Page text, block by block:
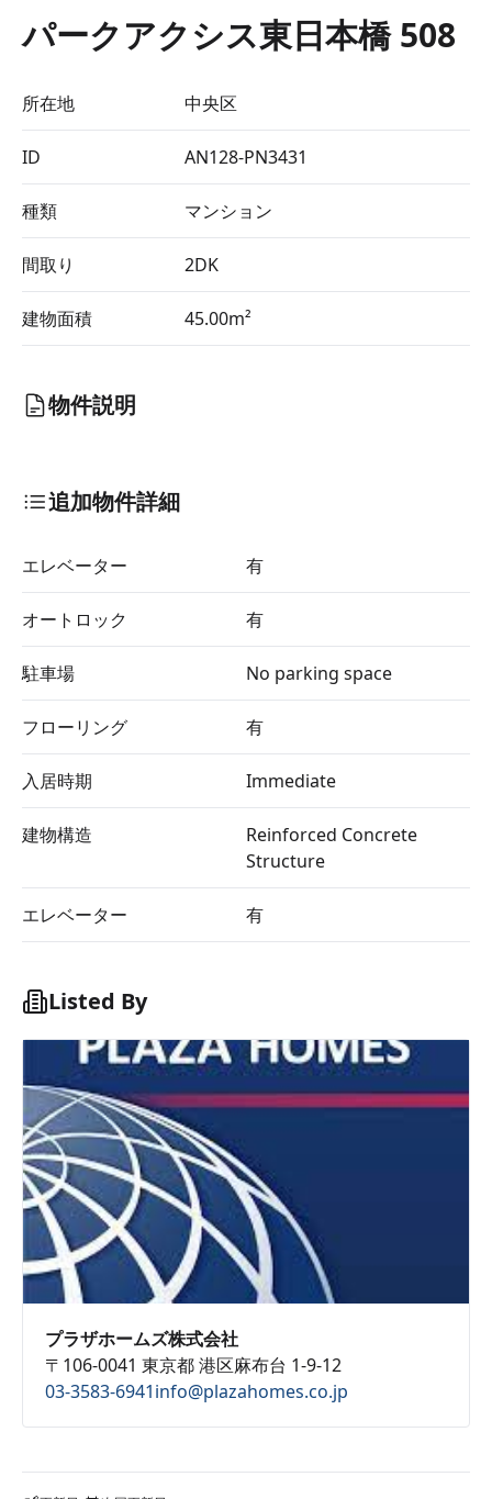
パークアクシス東日本橋 508
所在地 中央区
ID AN128-PN3431
種類 マンション
間取り 2DK
建物面積 45.00m²
物件説明
追加物件詳細
エレベーター 有
オートロック 有
駐車場 No parking space
フローリング 有
入居時期 Immediate
建物構造
Reinforced Concrete
Structure
エレベーター 有
Listed By
プラザホームズ株式会社
〒106-0041 東京都 港区麻布台 1-9-12
03-3583-6941info@plazahomes.co.jp